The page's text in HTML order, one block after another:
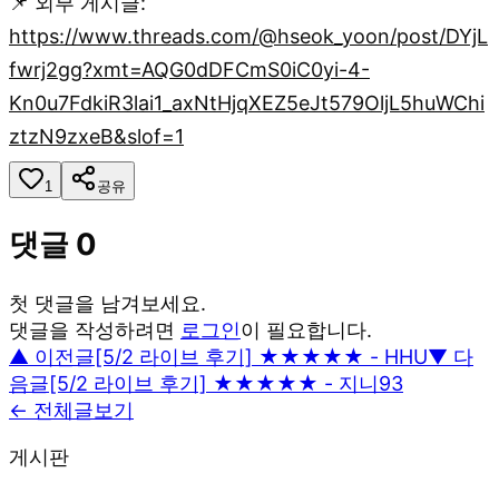
https://www.threads.com/@hseok_yoon/post/DYjL
fwrj2gg?xmt=AQG0dDFCmS0iC0yi-4-
Kn0u7FdkiR3lai1_axNtHjqXEZ5eJt579OljL5huWChi
ztzN9zxeB&slof=1
1 공유
댓글 0
첫 댓글을 남겨보세요.
댓글을 작성하려면 로그인이 필요합니다.
▲ 이전글[5/2 라이브 후기] ★★★★★ - HHU▼ 다
음글[5/2 라이브 후기] ★★★★★ - 지니93
← 전체글보기
게시판